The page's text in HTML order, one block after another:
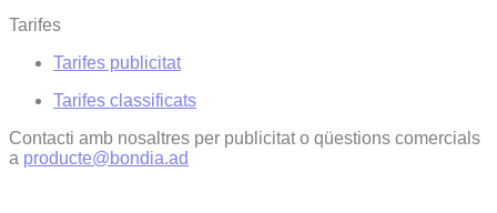
Tarifes
Tarifes publicitat
Tarifes classificats
Contacti amb nosaltres per publicitat o qüestions comercials
a producte@bondia.ad